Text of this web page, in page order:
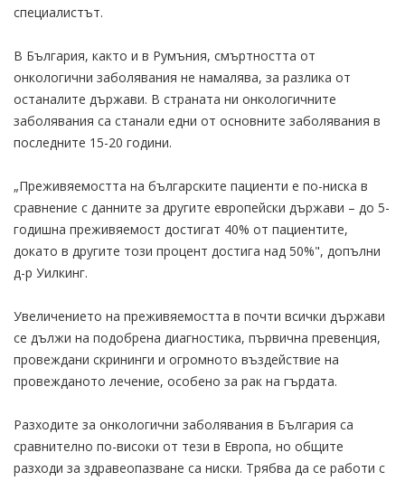
специалистът.
В България, както и в Румъния, смъртността от
онкологични заболявания не намалява, за разлика от
останалите държави. В страната ни онкологичните
заболявания са станали едни от основните заболявания в
последните 15-20 години.
„Преживяемостта на българските пациенти е по-ниска в
сравнение с данните за другите европейски държави – до 5-
годишна преживяемост достигат 40% от пациентите,
докато в другите този процент достига над 50%", допълни
д-р Уилкинг.
Увеличението на преживяемостта в почти всички държави
се дължи на подобрена диагностика, първична превенция,
провеждани скрининги и огромното въздействие на
провежданото лечение, особено за рак на гърдата.
Разходите за онкологични заболявания в България са
сравнително по-високи от тези в Европа, но общите
разходи за здравеопазване са ниски. Трябва да се работи с